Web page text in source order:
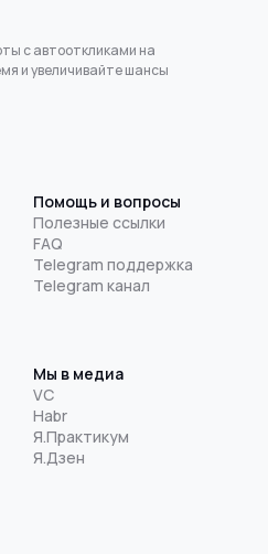
с автооткликами на
и увеличивайте шансы
Помощь и вопросы
Полезные ссылки
FAQ
Telegram поддержка
Telegram канал
Мы в медиа
VC
Habr
Я.Практикум
Я.Дзен